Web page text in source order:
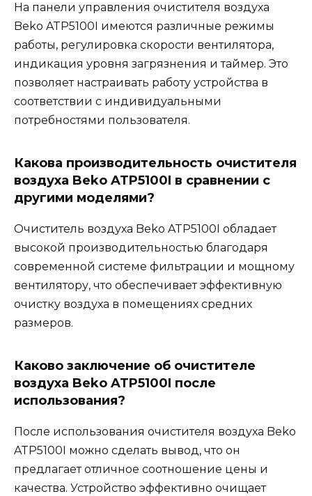
На панели управления очистителя воздуха
Beko ATP5100I имеются различные режимы
работы, регулировка скорости вентилятора,
индикация уровня загрязнения и таймер. Это
позволяет настраивать работу устройства в
соответствии с индивидуальными
потребностями пользователя.
Какова производительность очистителя
воздуха Beko ATP5100I в сравнении с
другими моделями?
Очиститель воздуха Beko ATP5100I обладает
высокой производительностью благодаря
современной системе фильтрации и мощному
вентилятору, что обеспечивает эффективную
очистку воздуха в помещениях средних
размеров.
Каково заключение об очистителе
воздуха Beko ATP5100I после
использования?
После использования очистителя воздуха Beko
ATP5100I можно сделать вывод, что он
предлагает отличное соотношение цены и
качества. Устройство эффективно очищает